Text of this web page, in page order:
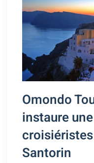
Omondo
instaure
Santorin